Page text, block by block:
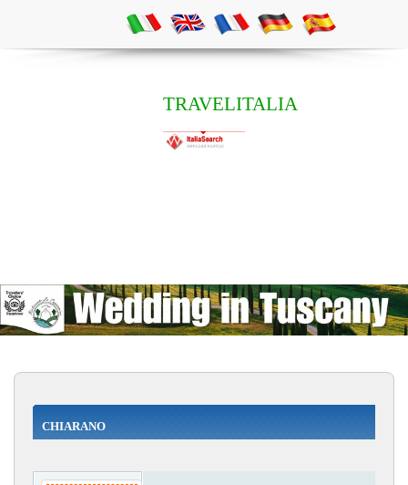
TRAVELITALIA
CHIARANO